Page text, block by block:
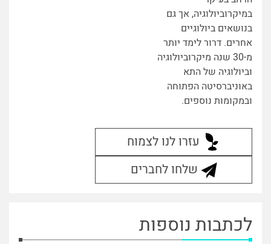
במיקרוביולוגיה, אך גם
בנושאים ביולוגיים
אחרים. דרור לימד יותר
מ-30 שנה מיקרוביולוגיה
וביולוגיה של התא
באוניברסיטה הפתוחה
ובמקומות נוספים.
עזרו לנו לצמוח
שלחו לחברים
לכתבות נוספות